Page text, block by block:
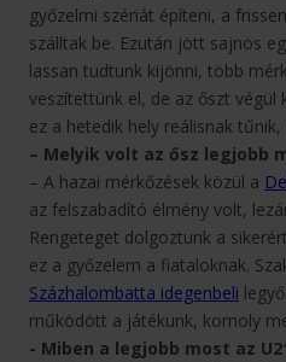
győzelmi szériát építeni, a
szálltak be. Ezután jött sajnos
lassan tudtunk kijönni, több
veszítettünk el, de az őszt végül
ez a hetedik hely reálisnak
– Melyik volt az ősz legjobb
– A hazai mérkőzések közül a
az felszabadító élmény volt,
Rengeteget dolgoztunk a
ez a győzelem a fiataloknak.
Százhalombatta idegenbeli
működött a játékunk, komoly
- Miben a legjobb most az